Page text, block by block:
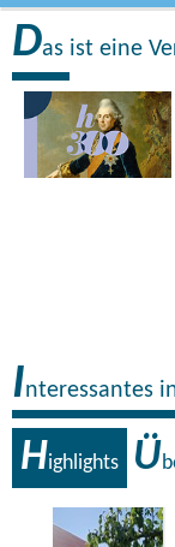
Das ist eine
Interessantes
Highlights Ü